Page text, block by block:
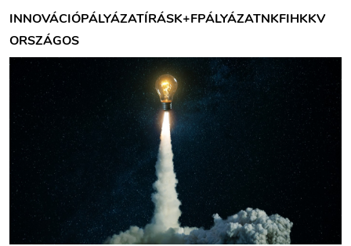
INNOVÁCIÓPÁLYÁZATÍRÁSK+FPÁLYÁZATNKFIHKKV
ORSZÁGOS